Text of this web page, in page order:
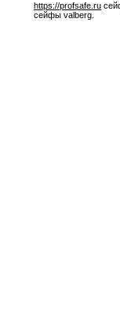
https://profsafe.ru
сейфы valberg.